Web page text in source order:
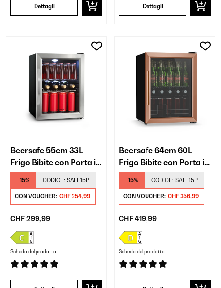
Dettagli Dettagli
Beersafe 55cm 33L
Frigo Bibite con Porta in
Vetro Nero/Argento
-15% CODICE: SALE15P
CON VOUCHER: CHF 254,99
CHF 299,99
Scheda del prodotto
Beersafe 64cm 60L
Frigo Bibite con Porta in
Vetro Rame
-15% CODICE: SALE15P
CON VOUCHER: CHF 356,99
CHF 419,99
Scheda del prodotto